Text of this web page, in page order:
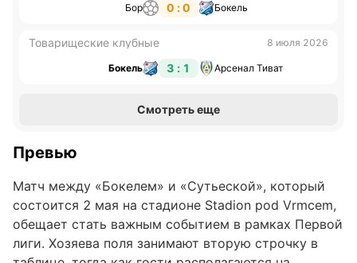
Бор 0 : 0 Бокель
Товарищеские клубные 8 июля 2026
Бокель 3 : 1 Арсенал Тиват
Смотреть еще
Превью
Матч между «Бокелем» и «Сутьеской», который
состоится 2 мая на стадионе Stadion pod Vrmcem,
обещает стать важным событием в рамках Первой
лиги. Хозяева поля занимают вторую строчку в